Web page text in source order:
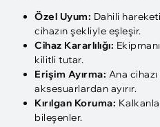
Özel Uyum: Dahili
cihazın şekliyle eşleşir.
Cihaz Kararlılığı:
kilitli tutar.
Erişim Ayırma: Ana
aksesuarlardan ayırır.
Kırılgan Koruma:
bileşenler.